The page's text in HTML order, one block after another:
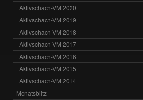
Aktivschach-VM 2020
Aktivschach-VM 2019
Aktivschach-VM 2018
Aktivschach-VM 2017
Aktivschach-VM 2016
Aktivschach-VM 2015
Aktivschach-VM 2014
Monatsblitz